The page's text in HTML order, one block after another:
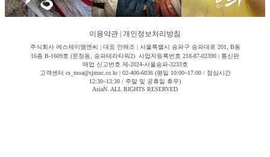
이용약관 개인정보처리방침
주식회사 에스제이엠엔씨 | 대표 안해조 | 서울특별시 송파구 송파대로 201, B동
16층 B-1609호 (문정동, 송파테라타워2) 사업자등록번호 218-87-02390 | 통신판
매업 신고번호 제-2024-서울송파-3233호
고객센터 cs_moa@sjmnc.co.kr | 02-400-6036 (평일 10:00~17:00 / 점심시간
12:30~13:30 / 주말 및 공휴일 휴무)
AsiaN. ALL RIGHTS RESERVED